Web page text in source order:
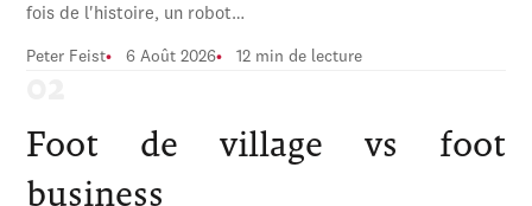
fois de l'histoire, un robot…
Peter Feist 6 Août 2026 12 min de lecture
Foot de village vs foot
business